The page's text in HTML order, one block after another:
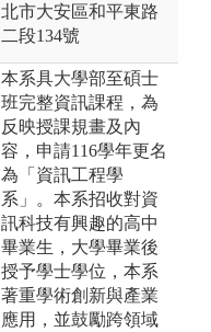
北市大安區和平東路
二段134號
本系具大學部至碩士
班完整資訊課程，為
反映授課規畫及內
容，申請116學年更名
為「資訊工程學
系」。本系招收對資
訊科技有興趣的高中
畢業生，大學畢業後
授予學士學位，本系
著重學術創新與產業
應用，並鼓勵跨領域